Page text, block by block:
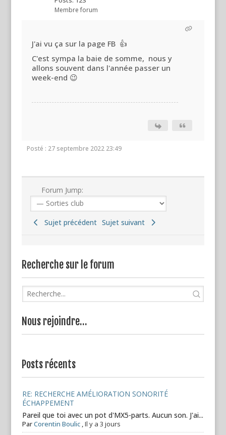
Membre forum
J'ai vu ça sur la page FB 👍
C'est sympa la baie de somme, nous y
allons souvent dans l'année passer un
week-end 😉
Posté : 27 septembre 2022 23:49
Forum Jump:
Sujet précédent Sujet suivant
Recherche sur le forum
Nous rejoindre…
Posts récents
RE: RECHERCHE AMÉLIORATION SONORITÉ
ÉCHAPPEMENT
Pareil que toi avec un pot d'MX5-parts. Aucun son. J'ai...
ParCorentin Boulic, Il y a 3 jours